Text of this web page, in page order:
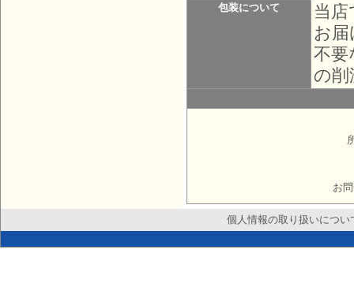
包装について
当
お
不要
の
お
個人情報の取り扱いについ